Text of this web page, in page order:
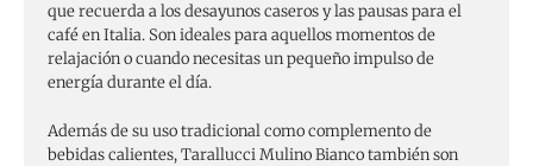
que recuerda a los desayunos caseros y las pausas para el
café en Italia. Son ideales para aquellos momentos de
relajación o cuando necesitas un pequeño impulso de
energía durante el día.
Además de su uso tradicional como complemento de
bebidas calientes, Tarallucci Mulino Bianco también son